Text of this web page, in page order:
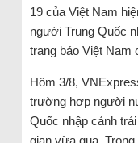
19 của Việt Nam
người Trung Quốc
trang báo Việt Nam
Hôm 3/8,
trường hợp người
Quốc nhập cảnh
gian vừa qua.